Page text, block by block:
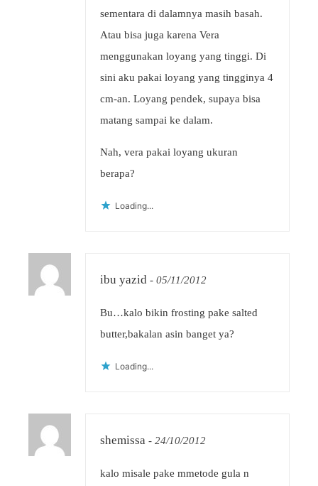
sementara di dalamnya masih basah.
Atau bisa juga karena Vera
menggunakan loyang yang tinggi. Di
sini aku pakai loyang yang tingginya 4
cm-an. Loyang pendek, supaya bisa
matang sampai ke dalam.
Nah, vera pakai loyang ukuran
berapa?
Loading...
ibu yazid - 05/11/2012
Bu…kalo bikin frosting pake salted
butter,bakalan asin banget ya?
Loading...
shemissa - 24/10/2012
kalo misale pake mmetode gula n